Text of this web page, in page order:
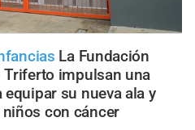
La Fundación
Triferto impulsan una
su nueva ala y
con cáncer